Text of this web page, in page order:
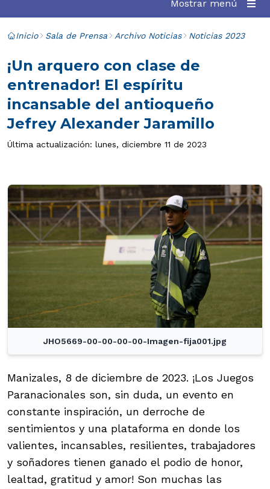
Mostrar menú
Inicio Sala de Prensa Archivo Noticias Noticias 2023
¡Un arquero con clase de
entrenador! El espíritu
incansable del antioqueño
Jefrey Alexander Jaramillo
Última actualización: lunes, diciembre 11 de 2023
JHO5669-00-00-00-00-Imagen-fija001.jpg
Manizales, 8 de diciembre de 2023. ¡Los Juegos
Paranacionales son, sin duda, un evento en
constante inspiración, un derroche de
sentimientos y una plataforma en donde los
valientes, incansables, resilientes, trabajadores
y soñadores tienen ganado el podio de honor,
lealtad, gratitud y amor! Son muchas las